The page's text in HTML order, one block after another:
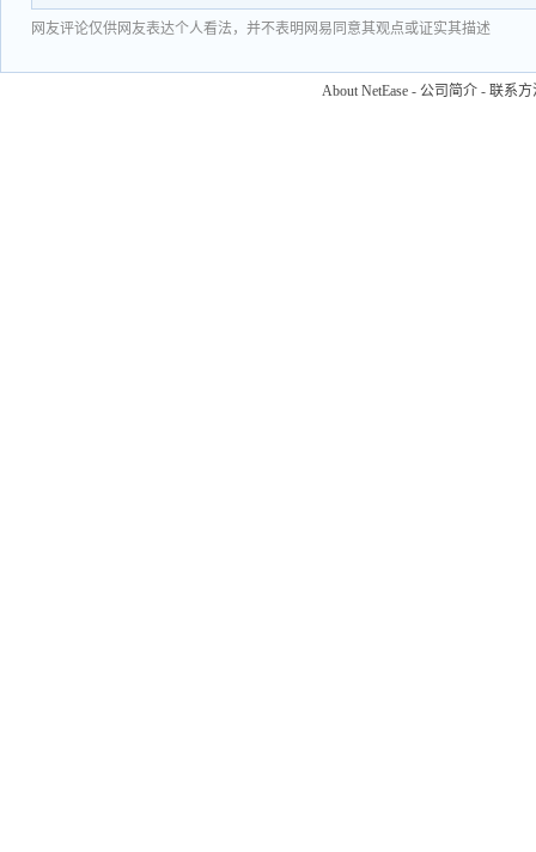
网友评论仅供网友表达个人看法，并不表明网易同意其观点或证实其描述
About NetEase - 公司简介 - 联系方